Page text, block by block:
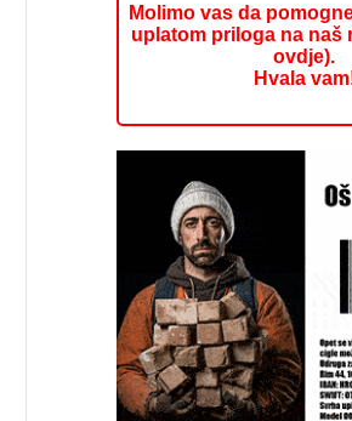
Molimo vas da
uplatom priloga na naš
ovdje).
Hvala